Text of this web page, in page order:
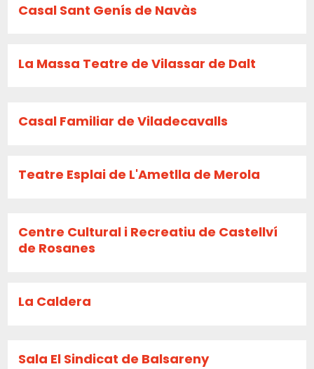
Casal Sant Genís de Navàs
La Massa Teatre de Vilassar de Dalt
Casal Familiar de Viladecavalls
Teatre Esplai de L'Ametlla de Merola
Centre Cultural i Recreatiu de Castellví
de Rosanes
La Caldera
Sala El Sindicat de Balsareny